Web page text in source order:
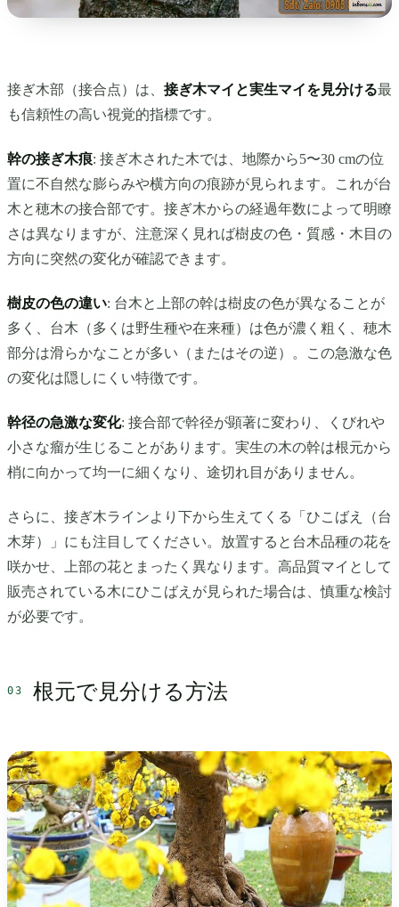
接ぎ木部（接合点）は、 接ぎ木マイと実生マイを見分ける最
も信頼性の高い視覚的指標です。
幹の接ぎ木痕: 接ぎ木された木では、地際から5〜30 cmの位
置に不自然な膨らみや横方向の痕跡が見られます。これが台
木と穂木の接合部です。接ぎ木からの経過年数によって明瞭
さは異なりますが、注意深く見れば樹皮の色・質感・木目の
方向に突然の変化が確認できます。
樹皮の色の違い: 台木と上部の幹は樹皮の色が異なることが
多く、台木（多くは野生種や在来種）は色が濃く粗く、穂木
部分は滑らかなことが多い（またはその逆）。この急激な色
の変化は隠しにくい特徴です。
幹径の急激な変化: 接合部で幹径が顕著に変わり、くびれや
小さな瘤が生じることがあります。実生の木の幹は根元から
梢に向かって均一に細くなり、途切れ目がありません。
さらに、接ぎ木ラインより下から生えてくる「ひこばえ（台
木芽）」にも注目してください。放置すると台木品種の花を
咲かせ、上部の花とまったく異なります。高品質マイとして
販売されている木にひこばえが見られた場合は、慎重な検討
が必要です。
根元で見分ける方法